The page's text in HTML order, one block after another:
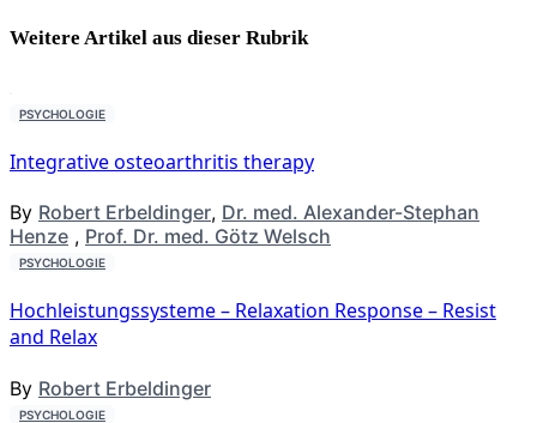
Weitere Artikel aus dieser Rubrik
PSYCHOLOGIE
Integrative osteoarthritis therapy
By Robert Erbeldinger, Dr. med. Alexander-Stephan
Henze , Prof. Dr. med. Götz Welsch
PSYCHOLOGIE
Hochleistungssysteme – Relaxation Response – Resist
and Relax
By Robert Erbeldinger
PSYCHOLOGIE